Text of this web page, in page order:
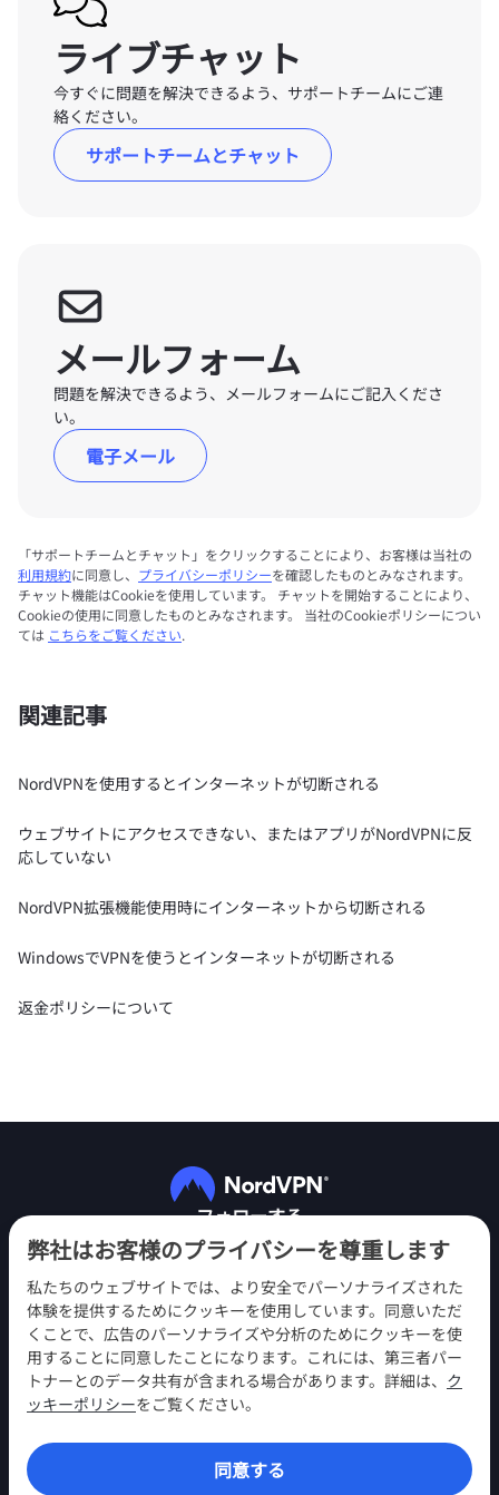
弊社はお客様のプライバシーを尊重します
私たちのウェブサイトでは、より安全でパーソナライズされた
体験を提供するためにクッキーを使用しています。同意いただ
くことで、広告のパーソナライズや分析のためにクッキーを使
用することに同意したことになります。これには、第三者パー
トナーとのデータ共有が含まれる場合があります。詳細は、 ク
ッキーポリシーをご覧ください。
同意する
ライブチャット
今すぐに問題を解決できるよう、サポートチームにご連
絡ください。
サポートチームとチャット
メールフォーム
問題を解決できるよう、メールフォームにご記入くださ
い。
電子メール
「サポートチームとチャット」をクリックすることにより、お客様は当社の
利用規約に同意し、 プライバシーポリシーを確認したものとみなされます。
チャット機能はCookieを使用しています。 チャットを開始することにより、
Cookieの使用に同意したものとみなされます。 当社のCookieポリシーについ
ては こちらをご覧ください.
関連記事
NordVPNを使用するとインターネットが切断される
ウェブサイトにアクセスできない、またはアプリがNordVPNに反
応していない
NordVPN拡張機能使用時にインターネットから切断される
WindowsでVPNを使うとインターネットが切断される
返金ポリシーについて
フォローする
NordVPN
エンゲージメント
ヘルプ
発見